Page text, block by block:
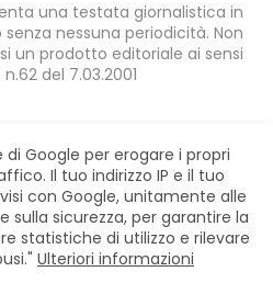
una testata giornalistica in
nessuna periodicità. Non
un prodotto editoriale ai sensi
del 7.03.2001
Contatti Privacy Policy
Google per erogare i propri
Il tuo indirizzo IP e il tuo
con Google, unitamente alle
sulla sicurezza, per garantire la
statistiche di utilizzo e rilevare
Ulteriori informazioni